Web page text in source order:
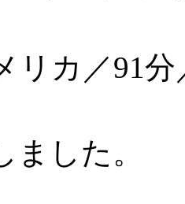
リカ／91
ました。